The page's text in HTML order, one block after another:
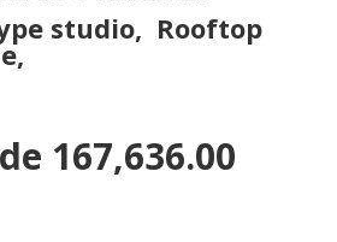
studio, Rooftop
167,636.00